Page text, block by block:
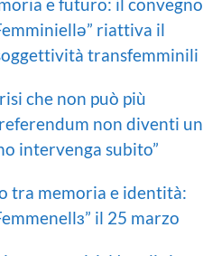
riattiva il
transfemminili
che non può più
non diventi un
intervenga subito”
tra memoria e identità:
il 25 marzo